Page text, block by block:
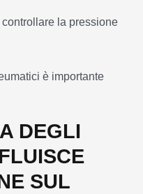
la pressione
DEGLI
SUL